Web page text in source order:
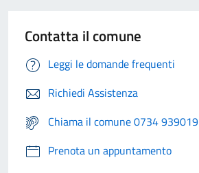
Contatta il comune
Leggi le domande frequenti
Richiedi Assistenza
Chiama il comune 0734 939019
Prenota un appuntamento